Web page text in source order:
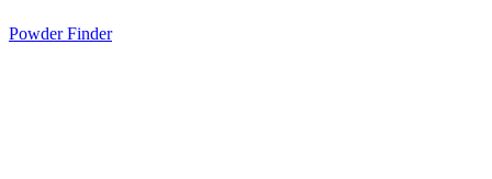
Powder Finder